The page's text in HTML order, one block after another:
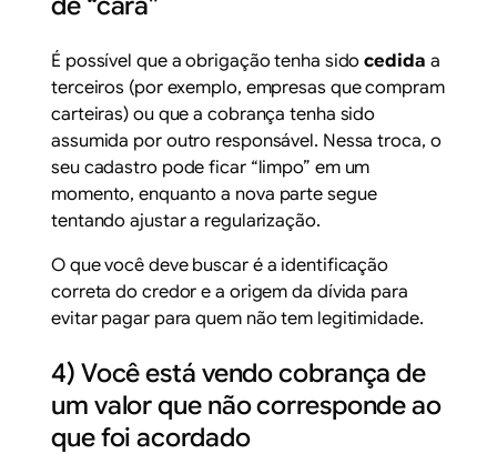
É possível que a obrigação tenha sidocedida a
terceiros (por exemplo, empresas que compram
carteiras) ou que a cobrança tenha sido
assumida por outro responsável. Nessa troca, o
seu cadastro pode ficar “limpo” em um
momento, enquanto a nova parte segue
tentando ajustar a regularização.
O que você deve buscar é a identificação
correta do credor e a origem da dívida para
evitar pagar para quem não tem legitimidade.
4) Você está vendo cobrança de
um valor que não corresponde ao
que foi acordado